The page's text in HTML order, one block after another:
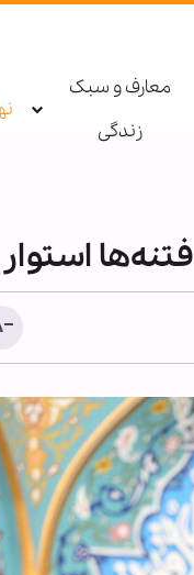
معارف و سبک
زندگی
دستگیری عامل
اربعین در
پلیس